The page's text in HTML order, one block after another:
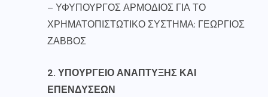
– ΥΦΥΠΟΥΡΓΟΣ ΑΡΜΟΔΙΟΣ ΓΙΑ ΤΟ
ΧΡΗΜΑΤΟΠΙΣΤΩΤΙΚΟ ΣΥΣΤΗΜΑ: ΓΕΩΡΓΙΟΣ
ΖΑΒΒΟΣ
2. ΥΠΟΥΡΓΕΙΟ ΑΝΑΠΤΥΞΗΣ ΚΑΙ
ΕΠΕΝΔΥΣΕΩΝ